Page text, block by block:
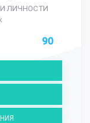
ЛИЧНОСТИ
90